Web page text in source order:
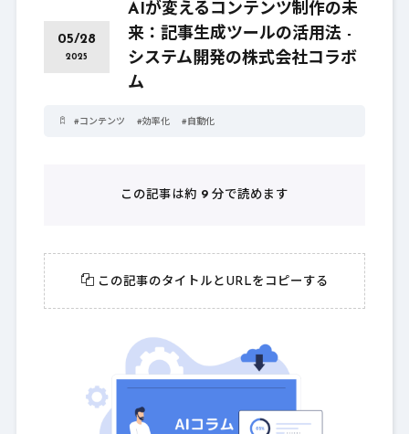
05/28
2025
AIが変えるコンテンツ制作の未
来：記事生成ツールの活用法 -
システム開発の株式会社コラボ
ム
#コンテンツ #効率化 #自動化
この記事は約 9 分で読めます
この記事のタイトルとURLをコピーする